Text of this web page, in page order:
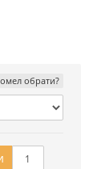
обрати?